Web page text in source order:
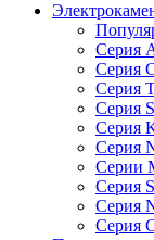
Серия
Серия
Серия
Серия
Серия
Серия
Серии
Серия
Серия
Серия